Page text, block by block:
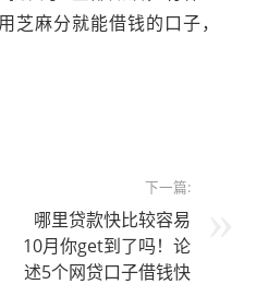
芝麻分就能借钱的口子，
下一篇:
哪里贷款快比较容易
10月你get到了吗！论
述5个网贷口子借钱快